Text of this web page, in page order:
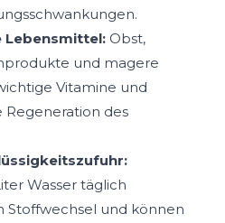
Obst,
und magere
Vitamine und
Regeneration des
Wasser täglich
Stoffwechsel und können